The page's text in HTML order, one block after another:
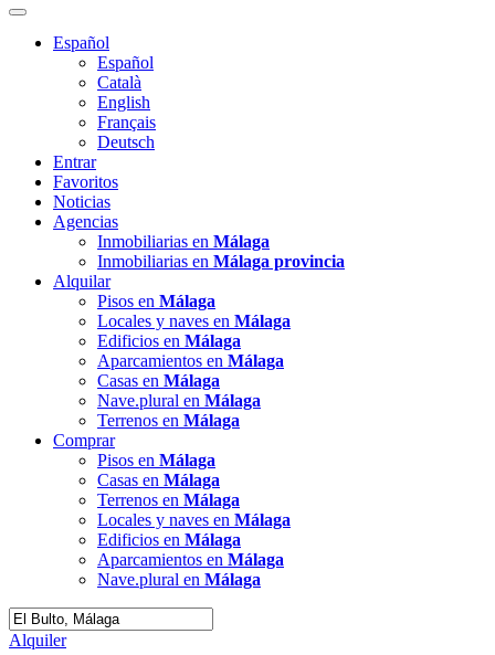
Español
Español
Català
English
Français
Deutsch
Entrar
Favoritos
Noticias
Agencias
Inmobiliarias en Málaga
Inmobiliarias en Málaga provincia
Alquilar
Pisos en Málaga
Locales y naves en Málaga
Edificios en Málaga
Aparcamientos en Málaga
Casas en Málaga
Nave.plural en Málaga
Terrenos en Málaga
Comprar
Pisos en Málaga
Casas en Málaga
Terrenos en Málaga
Locales y naves en Málaga
Edificios en Málaga
Aparcamientos en Málaga
Nave.plural en Málaga
Alquiler